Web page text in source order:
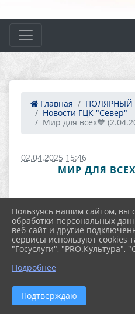
Главная
ПОЛЯРНЫЙ
Новости ГЦК "Север"
Мир для всех💙
02.04.2025 15:46
МИР ДЛЯ
Пользуясь нашим сайтом, вы
обработки персональных
веб-сайт и другие
сервисы используют cookies
"Госуслуги", "PRO.Культура",
Подробнее
Подтверждаю